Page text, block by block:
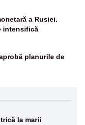
a Rusiei.
intensifică
planurile de
la marii